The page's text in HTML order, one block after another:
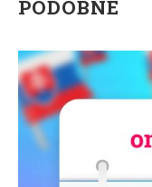
PODOBNÉ